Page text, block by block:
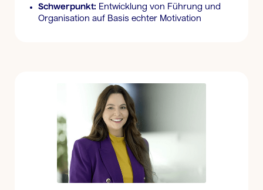
Schwerpunkt: Entwicklung von Führung und
Organisation auf Basis echter Motivation